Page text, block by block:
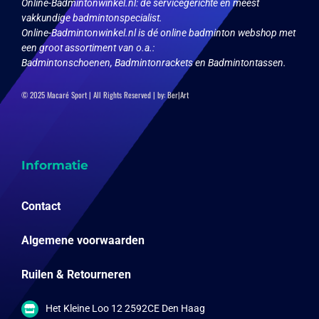
Online-Badmintonwinkel.nl:de servicegerichte en meest
vakkundige badmintonspecialist.
Online-Badmintonwinkel.nl is dé online badminton webshop met
een groot assortiment van o.a.:
Badmintonschoenen, Badmintonrackets en Badmintontassen.
© 2025 Macaré Sport | All Rights Reserved | by:Ber|Art
Informatie
Contact
Algemene voorwaarden
Ruilen & Retourneren
Het Kleine Loo 12 2592CE Den Haag